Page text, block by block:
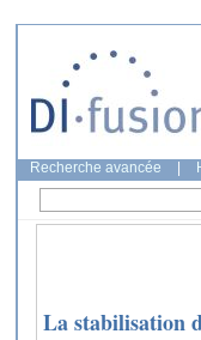
Recherche avancée
La stabilisation